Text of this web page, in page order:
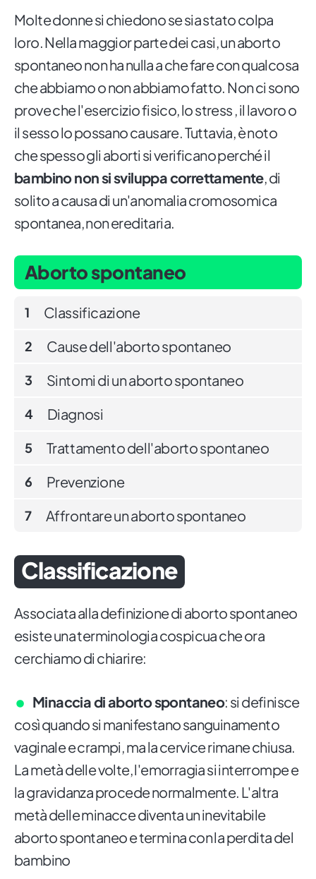
Molte donne si chiedono se sia stato colpa
loro. Nella maggior parte dei casi, un aborto
spontaneo non ha nulla a che fare con qualcosa
che abbiamo o non abbiamo fatto. Non ci sono
prove che l'esercizio fisico, lo stress , il lavoro o
il sesso lo possano causare. Tuttavia, è noto
che spesso gli aborti si verificano perché il
bambino non si sviluppa correttamente, di
solito a causa di un'anomalia cromosomica
spontanea, non ereditaria.
Aborto spontaneo
1 Classificazione
2 Cause dell'aborto spontaneo
3 Sintomi di un aborto spontaneo
4 Diagnosi
5 Trattamento dell'aborto spontaneo
6 Prevenzione
7 Affrontare un aborto spontaneo
Classificazione
Associata alla definizione di aborto spontaneo
esiste una terminologia cospicua che ora
cerchiamo di chiarire:
Minaccia di aborto spontaneo: si definisce
così quando si manifestano sanguinamento
vaginale e crampi, ma la cervice rimane chiusa.
La metà delle volte, l'emorragia si interrompe e
la gravidanza procede normalmente. L'altra
metà delle minacce diventa un inevitabile
aborto spontaneo e termina con la perdita del
bambino